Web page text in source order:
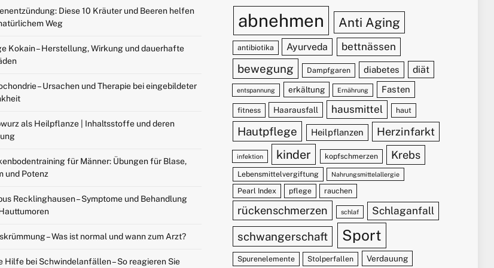
Diese 10 Kräuter und Beeren helfen
Weg
Kokain – Herstellung, Wirkung und dauerhafte
– Ursachen und Therapie bei eingebildeter
als Heilpflanze | Inhaltsstoffe und deren
für Männer: Übungen für Blase,
und Potenz
Recklinghausen – Symptome und Behandlung
– Was ist normal und wann zum Arzt?
Hilfe bei Schwindelanfällen – So reagieren Sie
abnehmen Anti Aging
antibiotika Ayurveda bettnässen
bewegung Dampfgaren diabetes diät
entspannung erkältung Ernährung Fasten
fitness Haarausfall hausmittel haut
Hautpflege Heilpflanzen Herzinfarkt
infektion kinder kopfschmerzen Krebs
Lebensmittelvergiftung Nahrungsmittelallergie
Pearl Index pflege rauchen
rückenschmerzen schlaf Schlaganfall
schwangerschaft Sport
Spurenelemente Stolperfallen Verdauung